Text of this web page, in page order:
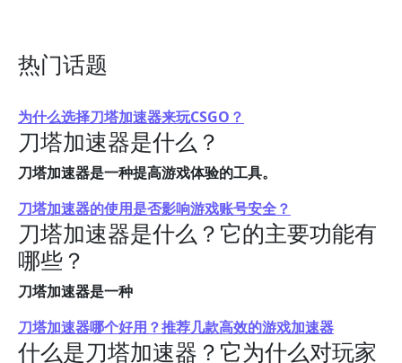
热门话题
为什么选择刀塔加速器来玩CSGO？
刀塔加速器是什么？
刀塔加速器是一种提高游戏体验的工具。
刀塔加速器的使用是否影响游戏账号安全？
刀塔加速器是什么？它的主要功能有
哪些？
刀塔加速器是一种
刀塔加速器哪个好用？推荐几款高效的游戏加速器
什么是刀塔加速器？它为什么对玩家